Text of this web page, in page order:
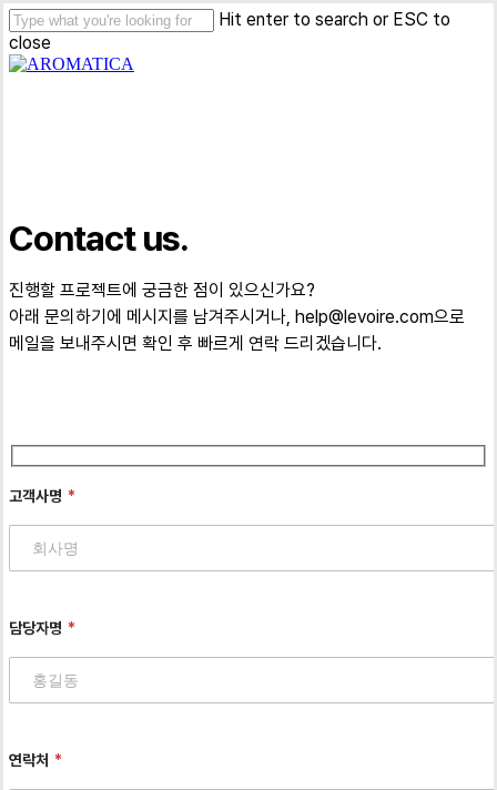
Skip
to
main
Hit enter to search or ESC to
close
Close
Contact us.
진행할 프로젝트에 궁금한 점이 있으신가요?
아래 문의하기에 메시지를 남겨주시거나, help@levoire.com으로
메일을 보내주시면 확인 후 빠르게 연락 드리겠습니다.
고객사명
담당자명
연락처